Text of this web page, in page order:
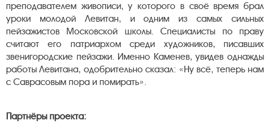
преподавателем живописи, у которого в своё время брал
уроки молодой Левитан, и одним из самых сильных
пейзажистов Московской школы. Специалисты по праву
считают его патриархом среди художников, писавших
звенигородские пейзажи. Именно Каменев, увидев однажды
работы Левитана, одобрительно сказал: «Ну всё, теперь нам
с Саврасовым пора и помирать».
Партнёры проекта: